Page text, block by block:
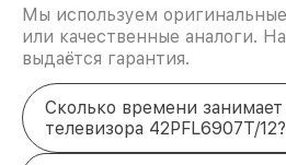
Мы используем
или качественные аналоги.
выдаётся гарантия.
Сколько времени
телевизора 42PFL6907T/12?